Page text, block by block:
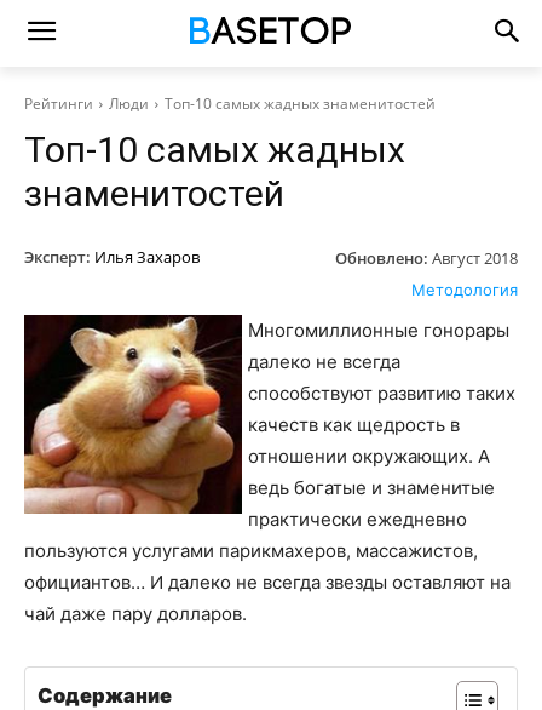
Рейтинги Люди Топ-10 самых жадных знаменитостей
Топ-10 самых жадных
знаменитостей
Эксперт: Илья Захаров Обновлено: Август 2018
Методология
Многомиллионные гонорары
далеко не всегда
способствуют развитию таких
качеств как щедрость в
отношении окружающих. А
ведь богатые и знаменитые
практически ежедневно
пользуются услугами парикмахеров, массажистов,
официантов… И далеко не всегда звезды оставляют на
чай даже пару долларов.
Содержание